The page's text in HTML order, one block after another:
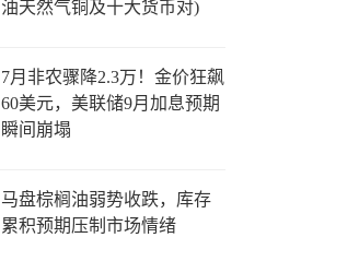
油天然气铜及十大货币对)
7月非农骤降2.3万！金价狂飙
60美元，美联储9月加息预期
瞬间崩塌
马盘棕榈油弱势收跌，库存
累积预期压制市场情绪